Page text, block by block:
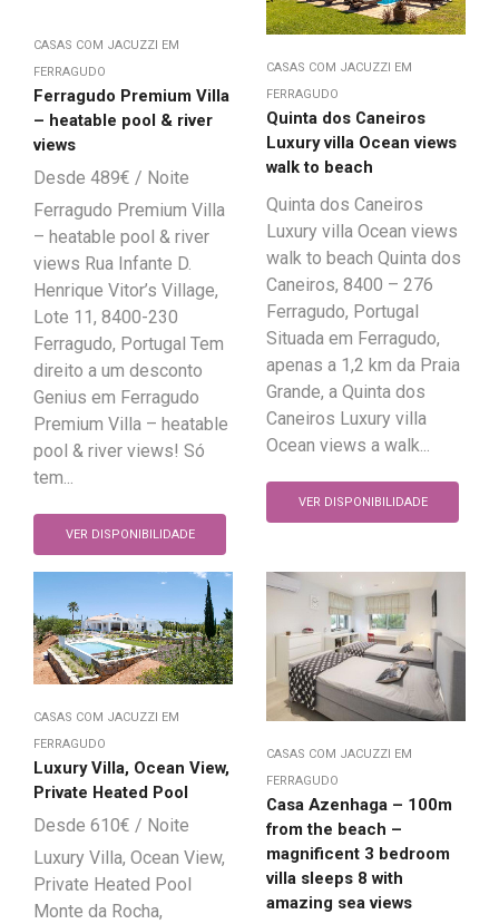
CASAS COM JACUZZI EM
FERRAGUDO
Ferragudo Premium Villa
– heatable pool & river
views
489€
Ferragudo Premium Villa
– heatable pool & river
views Rua Infante D.
Henrique Vitor’s Village,
Lote 11, 8400-230
Ferragudo, Portugal Tem
direito a um desconto
Genius em Ferragudo
Premium Villa – heatable
pool & river views! Só
tem...
VER DISPONIBILIDADE
CASAS COM JACUZZI EM
FERRAGUDO
Quinta dos Caneiros
Luxury villa Ocean views
walk to beach
Quinta dos Caneiros
Luxury villa Ocean views
walk to beach Quinta dos
Caneiros, 8400 – 276
Ferragudo, Portugal
Situada em Ferragudo,
apenas a 1,2 km da Praia
Grande, a Quinta dos
Caneiros Luxury villa
Ocean views a walk...
VER DISPONIBILIDADE
CASAS COM JACUZZI EM
FERRAGUDO
Luxury Villa, Ocean View,
Private Heated Pool
610€
Luxury Villa, Ocean View,
Private Heated Pool
Monte da Rocha,
CASAS COM JACUZZI EM
FERRAGUDO
Casa Azenhaga – 100m
from the beach –
magnificent 3 bedroom
villa sleeps 8 with
amazing sea views